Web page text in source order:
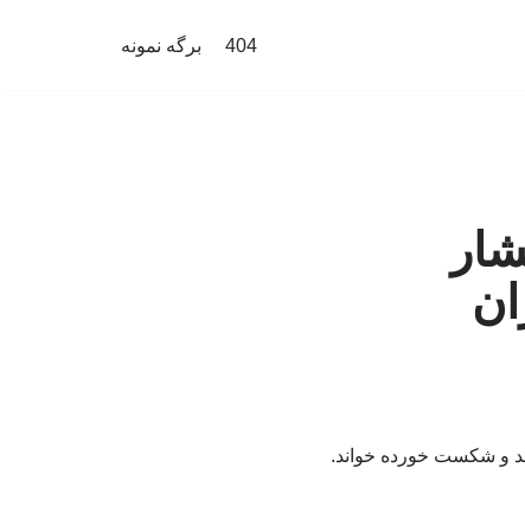
404 برگه نمونه
و شکست خورده خواند.